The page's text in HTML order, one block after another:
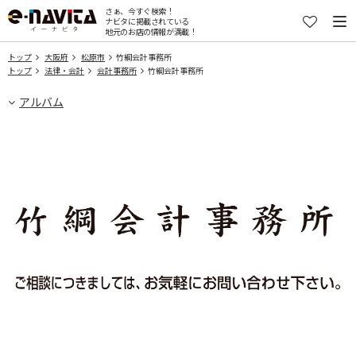
さぁ、今すぐ検索！
ナビタに掲載されている
地元のお店の情報が満載！
トップ 大阪府 松原市
竹綱会計事務所
トップ
法律・会計 会計事務所 竹綱会計事務所
アルバム